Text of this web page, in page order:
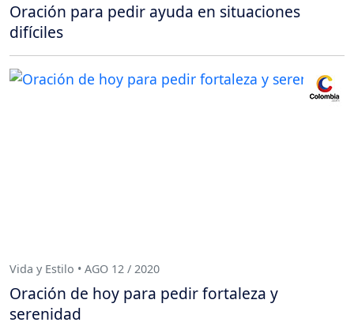
Oración para pedir ayuda en situaciones
difíciles
Vida y Estilo • AGO 12 / 2020
Oración de hoy para pedir fortaleza y
serenidad